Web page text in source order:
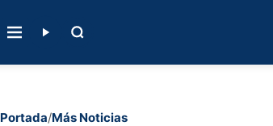
Portada/Más Noticias